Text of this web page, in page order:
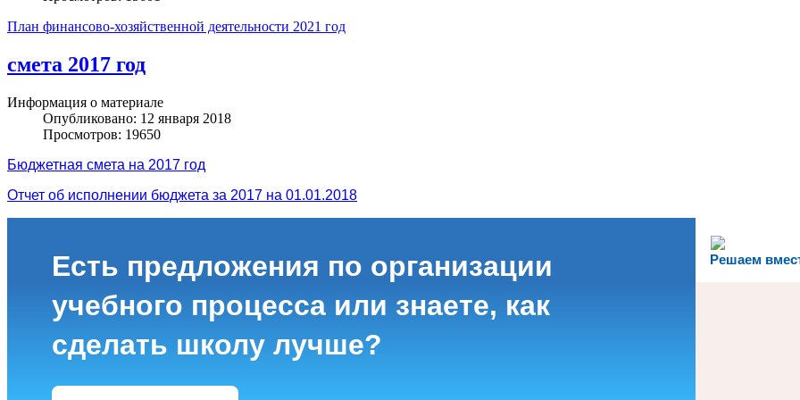
План финансово-хозяйственной деятельности 2021 год
смета 2017 год
Информация о материале
Опубликовано: 12 января 2018
Просмотров: 19650
Бюджетная смета на 2017 год
Отчет об исполнении бюджета за 2017 на 01.01.2018
Решаем
Есть предложения по организации
учебного процесса или знаете, как
сделать школу лучше?